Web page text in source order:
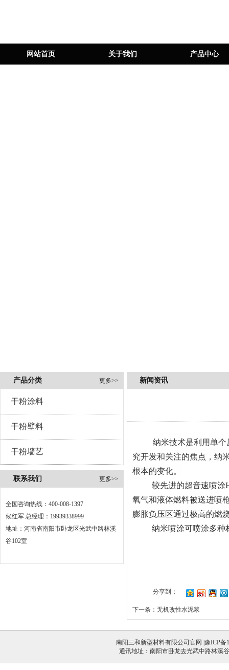
网站首页 关于我们 产品中心
更多>>
产品分类
干粉涂料
干粉壁料
干粉墙艺
更多>>
联系我们
全国咨询热线：400-008-1397
候红军 总经理：19939338999
地址：河南省南阳市卧龙区光武中路林溪
谷102室
新闻资讯
纳米技术是利用单
究开发和关注的焦点，纳
根本的变化。
较先进的超音速喷涂
氧气和液体燃料被送进喷
膨胀负压区通过极高的燃
纳米喷涂可喷涂多种
分享到：
下一条： 无机改性水泥浆
南阳三和新型材料有限公司官网 | 豫ICP备
通讯地址：南阳市卧龙去光武中路林溪